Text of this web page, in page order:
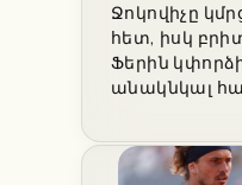
Ջոկովիչը
հետ, իսկ
Ֆերին
անակնկալ